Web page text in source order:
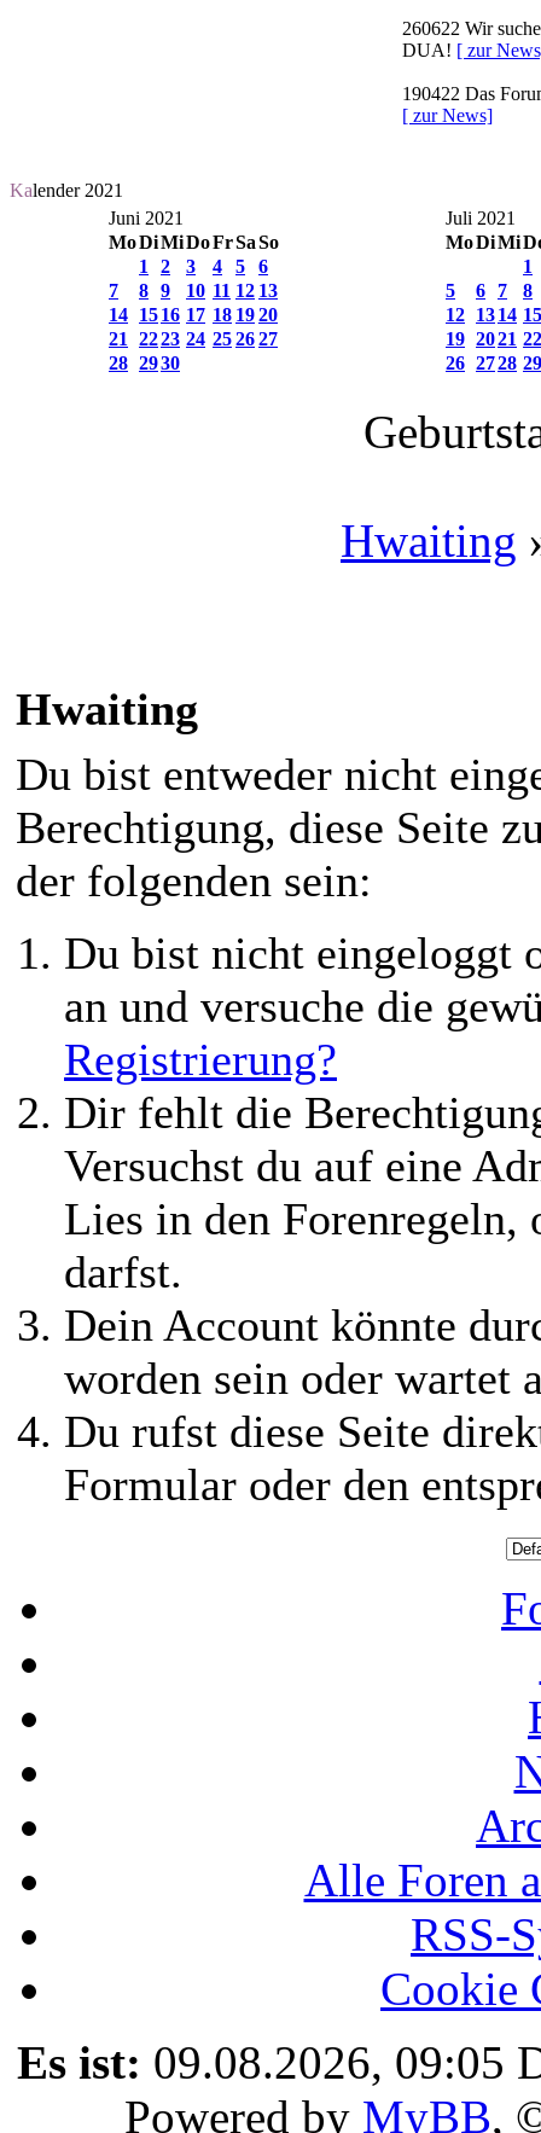
260622 Wir
DUA! [ zur
190422 Das
[ zur News]
Kalender 2021
Juni 2021
MoDiMiDoFrSaSo
1
2 3 4 5
6
7
8 9 10 11 12 13
14 1516 17 18 1920
21
2223 24 252627
28 2930
Juli 2021
MoDiMi
1
5
6 7
8
12 1314 15
19 2021 22
26 2728 29
Hwaiting
Hwaiting
Du bist entweder nicht
Berechtigung, diese Seite
der folgenden sein:
Du bist nicht eingeloggt
an und versuche die
Registrierung?
Dir fehlt die
Versuchst du auf eine
Lies in den Forenregeln,
darfst.
Dein Account könnte
worden sein oder wartet
Du rufst diese Seite
Formular oder den
Alle Foren
RSS-
Cookie
Es ist: 09.08.2026, 09:05
Powered by MyBB,